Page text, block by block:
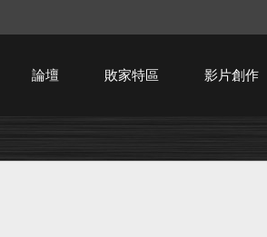
論壇 敗家特區 影片創作